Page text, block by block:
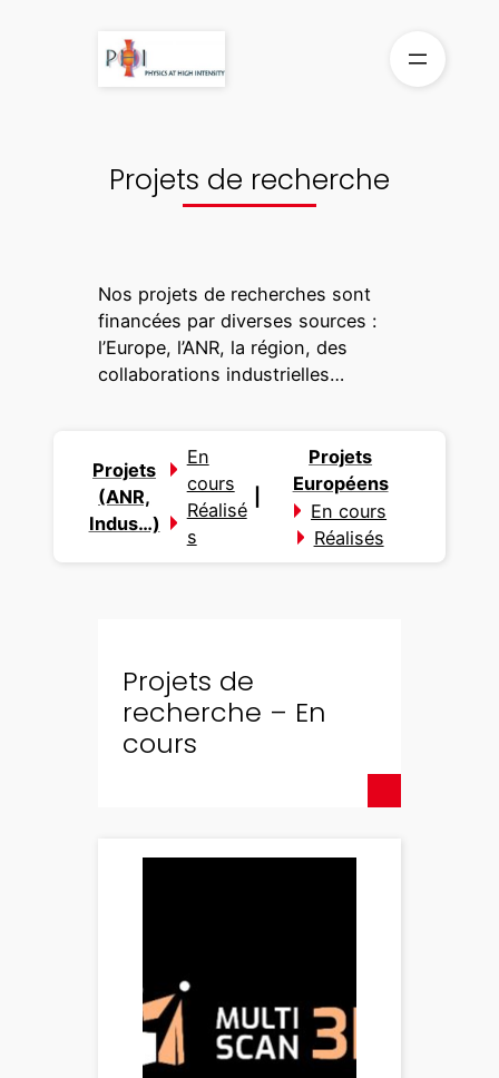
Projets de recherche
Nos projets de recherches sont
financées par diverses sources :
l’Europe, l’ANR, la région, des
collaborations industrielles…
Projets
(ANR,
Indus…)
En
cours
Réalisé
s
Projets
Européens
En cours
Réalisés
Projets de
recherche – En
cours